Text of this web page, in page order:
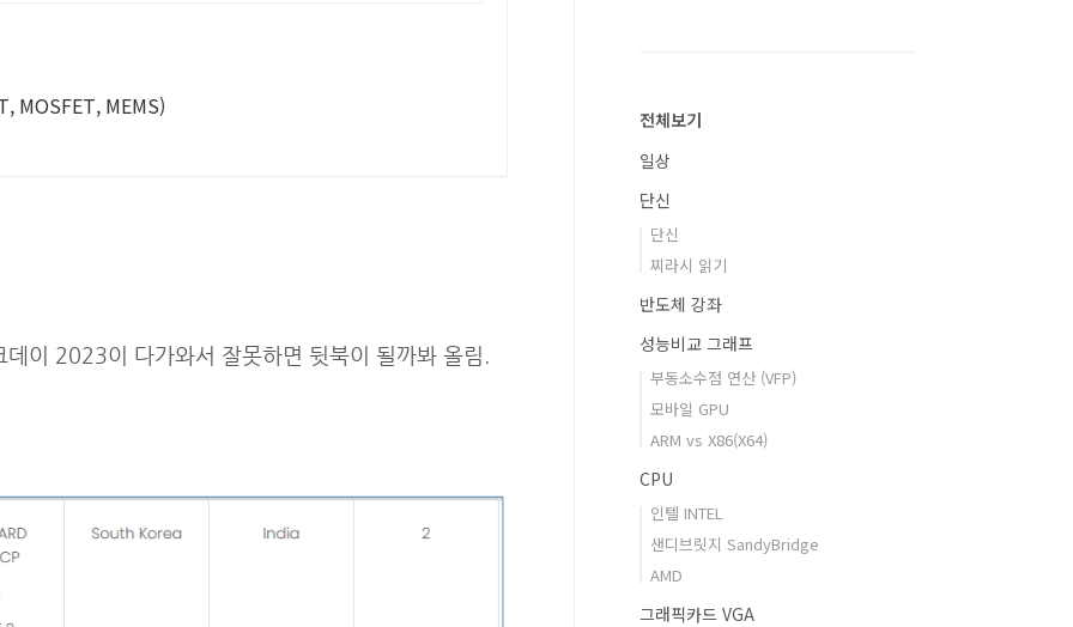
MOSFET, MEMS)
데이 2023이 다가와서 잘못하면 뒷북이 될까봐 올림.
전체보기
일상
단신
단신
찌라시 읽기
반도체 강좌
성능비교 그래프
부동소수점 연산 (VFP)
모바일 GPU
ARM vs X86(X64)
CPU
인텔 INTEL
샌디브릿지 SandyBridge
AMD
그래픽카드 VGA